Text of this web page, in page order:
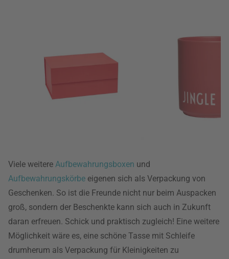
Viele weitere Aufbewahrungsboxen und
Aufbewahrungskörbe eigenen sich als Verpackung von
Geschenken. So ist die Freunde nicht nur beim Auspacken
groß, sondern der Beschenkte kann sich auch in Zukunft
daran erfreuen. Schick und praktisch zugleich! Eine weitere
Möglichkeit wäre es, eine schöne Tasse mit Schleife
drumherum als Verpackung für Kleinigkeiten zu